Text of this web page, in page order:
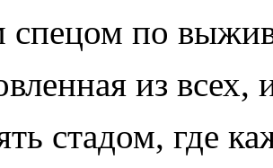
спецом по
из
стадом, где